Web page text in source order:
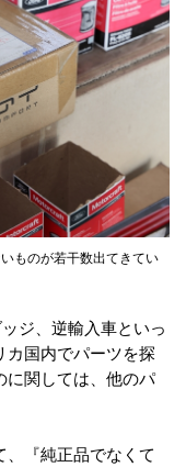
ものが若干数出てきてい
ジ、逆輸入車といっ
カ国内でパーツを探
に関しては、他のパ
『純正品でなくて